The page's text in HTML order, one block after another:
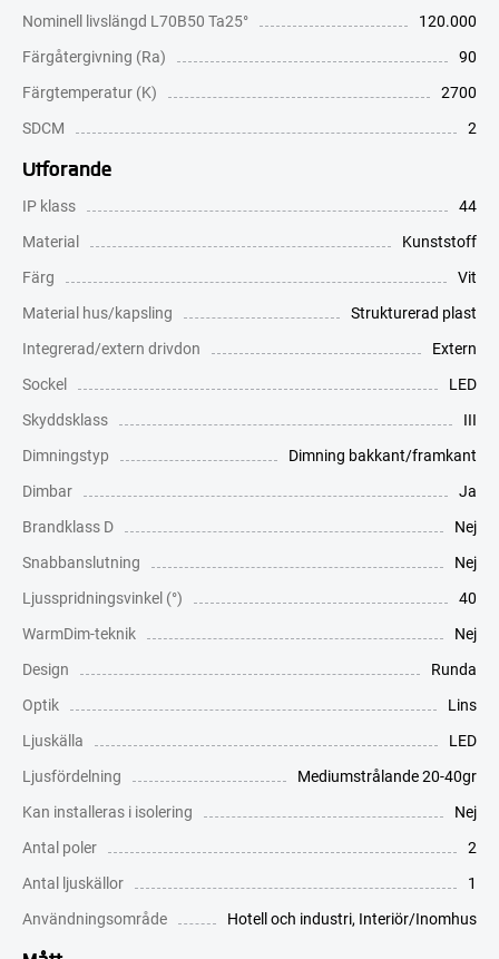
Nominell livslängd L70B50 Ta25°
120.000
Färgåtergivning (Ra)
90
Färgtemperatur (K)
2700
SDCM
2
Utförande
IP klass
44
Material
Kunststoff
Färg
Vit
Material hus/kapsling
Strukturerad plast
Integrerad/extern drivdon
Extern
Sockel
LED
Skyddsklass
III
Dimningstyp
Dimning bakkant/framkant
Dimbar
Ja
Brandklass D
Nej
Snabbanslutning
Nej
Ljusspridningsvinkel (°)
40
WarmDim-teknik
Nej
Design
Runda
Optik
Lins
Ljuskälla
LED
Ljusfördelning
Mediumstrålande 20-40gr
Kan installeras i isolering
Nej
Antal poler
2
Antal ljuskällor
1
Användningsområde
Hotell och industri, Interiör/Inomhus